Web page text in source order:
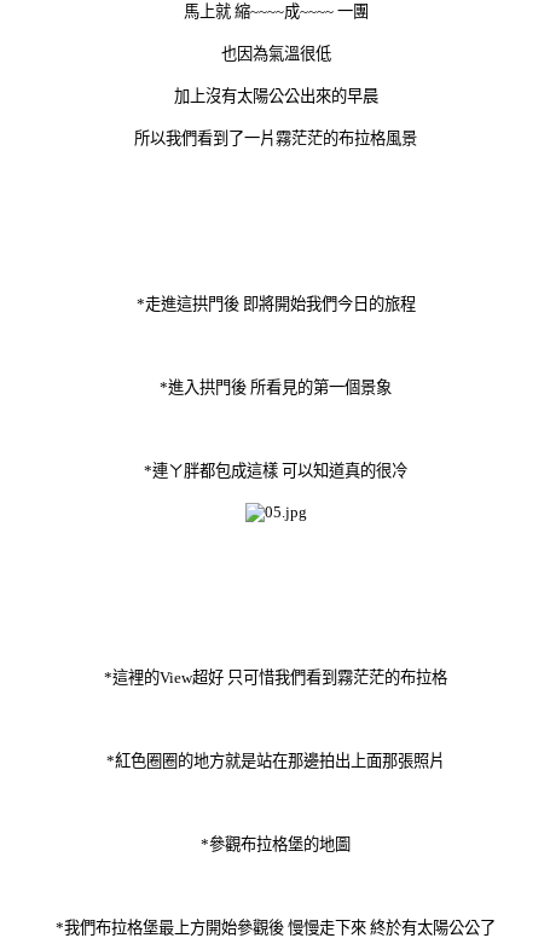
馬上就 縮~~~~成~~~~ 一團
也因為氣溫很低
加上沒有太陽公公出來的早晨
所以我們看到了一片霧茫茫的布拉格風景
*走進這拱門後 即將開始我們今日的旅程
*進入拱門後 所看見的第一個景象
*連ㄚ胖都包成這樣 可以知道真的很冷
*這裡的View超好 只可惜我們看到霧茫茫的布拉格
*紅色圈圈的地方就是站在那邊拍出上面那張照片
*參觀布拉格堡的地圖
*我們布拉格堡最上方開始參觀後 慢慢走下來 終於有太陽公公了